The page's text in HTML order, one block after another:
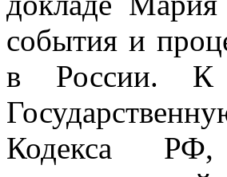
события и
в России. К
Кодекса РФ,